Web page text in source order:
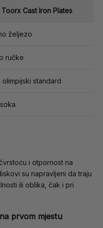
Toorx Cast Iron Plates
željezo
ručke
olimpijski standard
i otpornost na
su napravljeni da traju
ili oblika, čak i pri
prvom mjestu